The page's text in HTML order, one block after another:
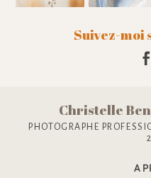
Suivez-moi
Christelle
PHOTOGRAPHE
A